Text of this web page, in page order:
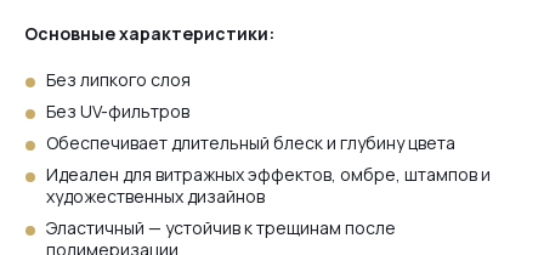
Основные характеристики:
Без липкого слоя
Без UV-фильтров
Обеспечивает длительный блеск и глубину цвета
Идеален для витражных эффектов, омбре, штампов и
художественных дизайнов
Эластичный — устойчив к трещинам после
полимеризации